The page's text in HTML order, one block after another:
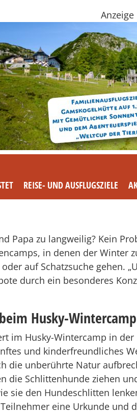
Anzeige
REISE- UND AUSFLUGSZIELE
Papa zu langweilig? Kein
in denen der Winter
auf Schatzsuche gehen.
durch ein besonderes
Husky-
im Husky-Wintercamp in
und kinderfreundliches
die unberührte Natur
die Schlittenhunde ziehen
sie den Hundeschlitten
eine Urkunde und